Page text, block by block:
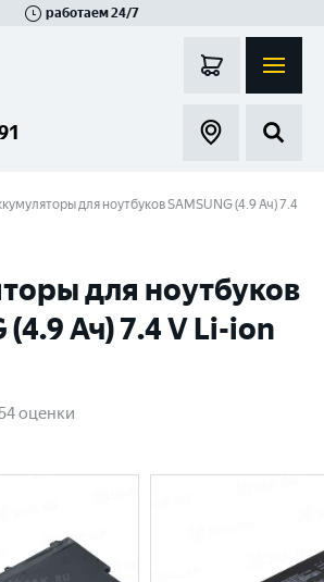
работаем 24/7
для ноутбуков SAMSUNG (4.9 Ач) 7.4
для ноутбуков
(4.9 Ач) 7.4 V Li-ion
54 оценки